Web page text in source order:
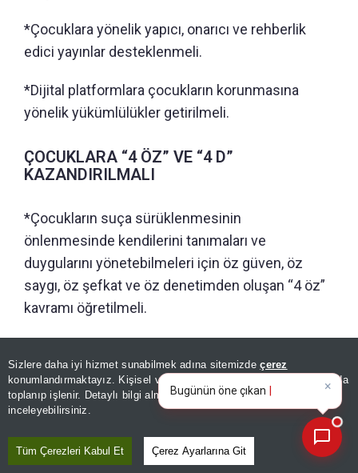
Sizlere daha iyi hizmet sunabilmek adına sitemizdeçerez
konumlandırmaktayız. Kişisel verileriniz, KVKK ve GDPR kapsamında
toplanıp işlenir. Detaylı bilgi almak içinAydınlatma Metnimizi
inceleyebilirsiniz.
Tüm Çerezleri Kabul Et Çerez Ayarlarına Git
*Çocuklara yönelik yapıcı, onarıcı ve rehberlik
edici yayınlar desteklenmeli.
*Dijital platformlara çocukların korunmasına
yönelik yükümlülükler getirilmeli.
ÇOCUKLARA “4 ÖZ” VE “4 D”
KAZANDIRILMALI
*Çocukların suça sürüklenmesinin
önlenmesinde kendilerini tanımaları ve
duygularını yönetebilmeleri için öz güven, öz
saygı, öz şefkat ve öz denetimden oluşan “4 öz”
kavramı öğretilmeli.
yaklaşımı kazandırılmalı. Çocukların “Doğru
zamanda, doğru yerde, doğru miktarda, doğru
kişiyle mi iletişim kuruyor veya davranıyorum?”
sorusunu kendilerine sorabilecek farkındalığa
ulaşmaları sağlanmalı.
×
Bugünün öne çıkan manşetleri
ve gelişmeleri neler?